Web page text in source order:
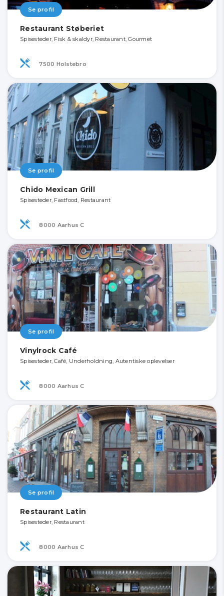
Se profil
Restaurant Støberiet
Spisesteder, Fisk & skaldyr, Restaurant, Gourmet
7500 Holstebro
Se profil
Chido Mexican Grill
Spisesteder, Fastfood, Restaurant
8000 Aarhus C
Se profil
Vinylrock Café
Spisesteder, Café, Underholdning, Autentiske oplevelser
8000 Aarhus C
Se profil
Restaurant Latin
Spisesteder, Restaurant
8000 Aarhus C